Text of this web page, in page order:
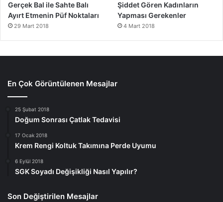
Gerçek Bal ile Sahte Balı
Ayırt Etmenin Püf Noktaları
29 Mart 2018
Şiddet Gören Kadınların
Yapması Gerekenler
4 Mart 2018
En Çok Görüntülenen Mesajlar
25 Şubat 2018
Doğum Sonrası Çatlak Tedavisi
17 Ocak 2018
Krem Rengi Koltuk Takımına Perde Uyumu
6 Eylül 2018
SGK Soyadı Değişikliği Nasıl Yapılır?
Son Değiştirilen Mesajlar